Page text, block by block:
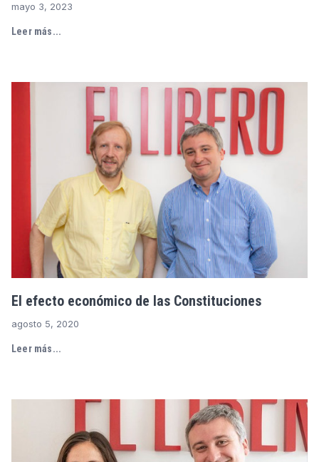
mayo 3, 2023
Leer más...
El efecto económico de las Constituciones
agosto 5, 2020
Leer más...